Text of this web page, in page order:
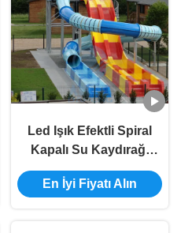
Led Işık Efektli Spiral
Kapalı Su Kaydırağı
Gökkuşağı Yarış
Havuzu Kaydırağı
En İyi Fiyatı Alın